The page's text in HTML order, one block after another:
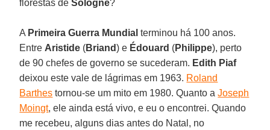
florestas deSologne?
A Primeira Guerra Mundial terminou há 100 anos.
Entre Aristide (Briand) e Édouard (Philippe), perto
de 90 chefes de governo se sucederam. Edith Piaf
deixou este vale de lágrimas em 1963. Roland
Barthes tornou-se um mito em 1980. Quanto aJoseph
Moingt, ele ainda está vivo, e eu o encontrei. Quando
me recebeu, alguns dias antes do Natal, no